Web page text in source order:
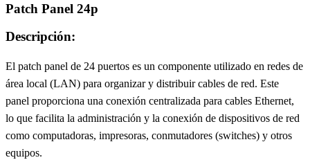
Patch Panel 24p
Descripción:
El patch panel de 24 puertos es un componente utilizado en redes de
área local (LAN) para organizar y distribuir cables de red. Este
panel proporciona una conexión centralizada para cables Ethernet,
lo que facilita la administración y la conexión de dispositivos de red
como computadoras, impresoras, conmutadores (switches) y otros
equipos.